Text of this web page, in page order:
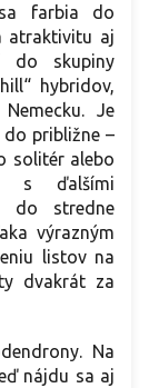
farbia do
atraktivitu aj
do skupiny
hybridov,
Je
približne –
solitér alebo
s ďalšími
do stredne
výrazným
listov na
dvakrát za
Na
nájdu sa aj